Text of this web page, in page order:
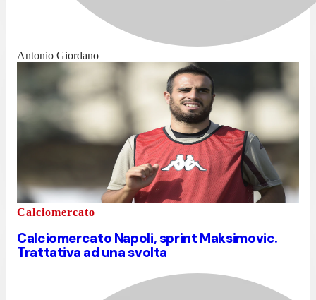
Antonio Giordano
Calciomercato
Calciomercato Napoli, sprint Maksimovic.
Trattativa ad una svolta